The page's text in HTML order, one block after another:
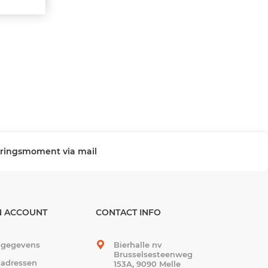
via mail
ACCOUNT CONTACT INFO
Bierhalle nv
Brusselsesteenweg
153A, 9090 Melle